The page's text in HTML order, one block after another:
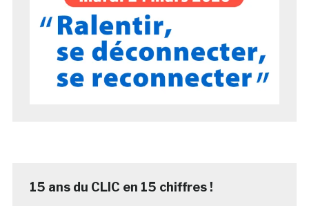
15 ans du CLIC en 15 chiffres !